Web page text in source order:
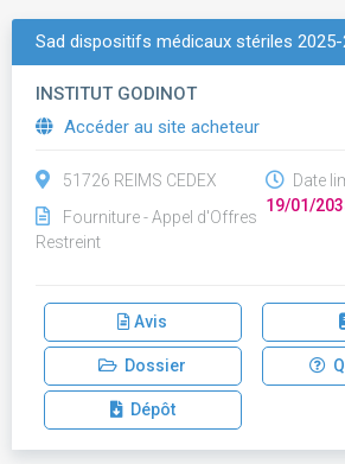
Sad dispositifs médicaux stériles
INSTITUT GODINOT
Accéder au site acheteur
51726 REIMS CEDEX
Fourniture - Appel d'Offres
Restreint
Date
19/01/
Avis
Dossier
Dépôt